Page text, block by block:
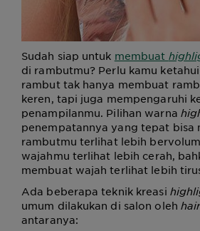
Sudah siap untuk membuat
di rambutmu? Perlu kamu
rambut tak hanya membuat
keren, tapi juga mempengaruhi
penampilanmu. Pilihan warna
penempatannya yang tepat bisa
rambutmu terlihat lebih
wajahmu terlihat lebih cerah,
membuat wajah terlihat lebih
Ada beberapa teknik kreasi
umum dilakukan di salon oleh
antaranya: